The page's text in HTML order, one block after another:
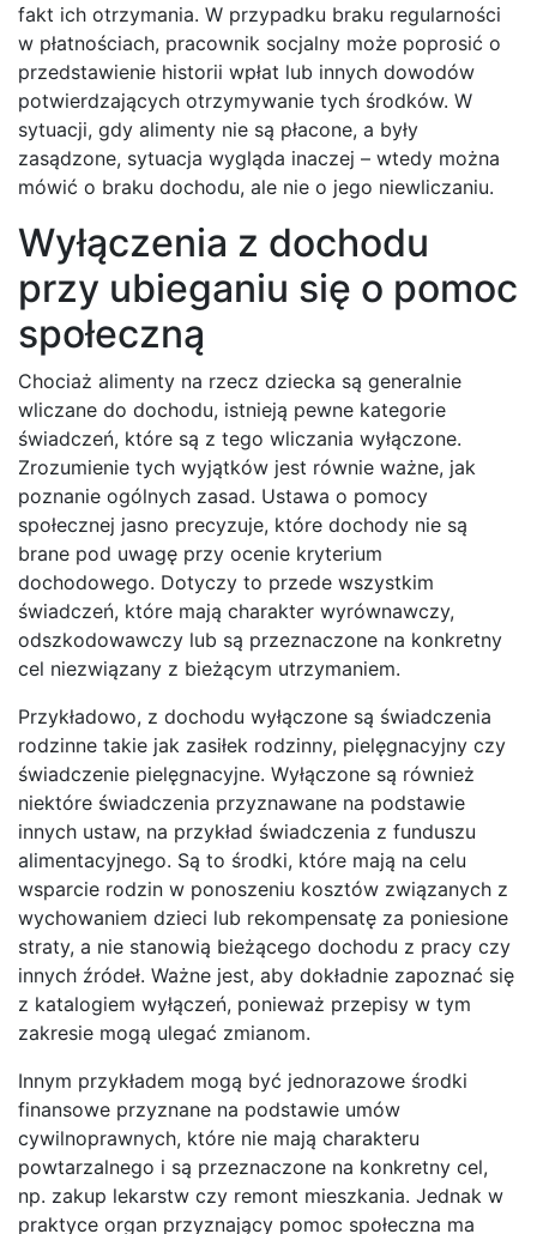
fakt ich otrzymania. W przypadku braku regularności
w płatnościach, pracownik socjalny może poprosić o
przedstawienie historii wpłat lub innych dowodów
potwierdzających otrzymywanie tych środków. W
sytuacji, gdy alimenty nie są płacone, a były
zasądzone, sytuacja wygląda inaczej – wtedy można
mówić o braku dochodu, ale nie o jego niewliczaniu.
Wyłączenia z dochodu
przy ubieganiu się o pomoc
społeczną
Chociaż alimenty na rzecz dziecka są generalnie
wliczane do dochodu, istnieją pewne kategorie
świadczeń, które są z tego wliczania wyłączone.
Zrozumienie tych wyjątków jest równie ważne, jak
poznanie ogólnych zasad. Ustawa o pomocy
społecznej jasno precyzuje, które dochody nie są
brane pod uwagę przy ocenie kryterium
dochodowego. Dotyczy to przede wszystkim
świadczeń, które mają charakter wyrównawczy,
odszkodowawczy lub są przeznaczone na konkretny
cel niezwiązany z bieżącym utrzymaniem.
Przykładowo, z dochodu wyłączone są świadczenia
rodzinne takie jak zasiłek rodzinny, pielęgnacyjny czy
świadczenie pielęgnacyjne. Wyłączone są również
niektóre świadczenia przyznawane na podstawie
innych ustaw, na przykład świadczenia z funduszu
alimentacyjnego. Są to środki, które mają na celu
wsparcie rodzin w ponoszeniu kosztów związanych z
wychowaniem dzieci lub rekompensatę za poniesione
straty, a nie stanowią bieżącego dochodu z pracy czy
innych źródeł. Ważne jest, aby dokładnie zapoznać się
z katalogiem wyłączeń, ponieważ przepisy w tym
zakresie mogą ulegać zmianom.
Innym przykładem mogą być jednorazowe środki
finansowe przyznane na podstawie umów
cywilnoprawnych, które nie mają charakteru
powtarzalnego i są przeznaczone na konkretny cel,
np. zakup lekarstw czy remont mieszkania. Jednak w
praktyce organ przyznający pomoc społeczna ma